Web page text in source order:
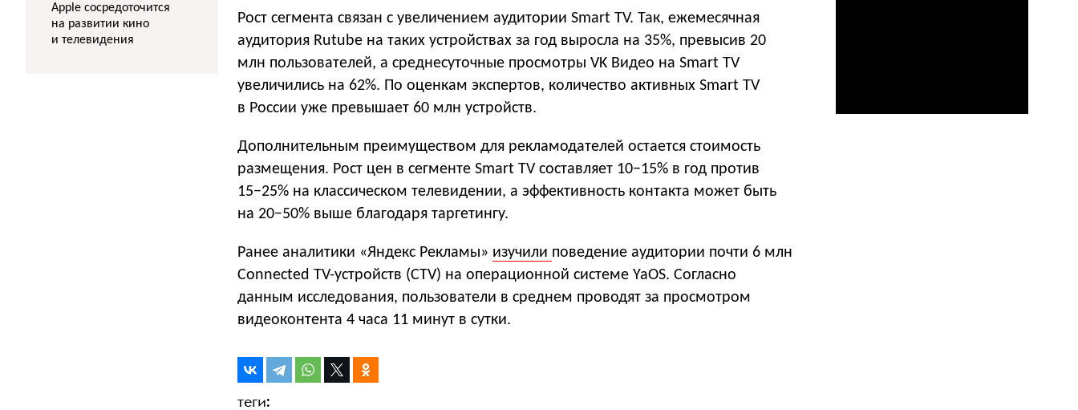
Рост сегмента связан с увеличением аудитории Smart TV. Так, ежемесячная
аудитория Rutube на таких устройствах за год выросла на 35%, превысив 20
млн пользователей, а среднесуточные просмотры VK Видео на Smart TV
увеличились на 62%. По оценкам экспертов, количество активных Smart TV
в России уже превышает 60 млн устройств.
Дополнительным преимуществом для рекламодателей остается стоимость
размещения. Рост цен в сегменте Smart TV составляет 10−15% в год против
15−25% на классическом телевидении, а эффективность контакта может быть
на 20−50% выше благодаря таргетингу.
Ранее аналитики «Яндекс Рекламы» изучили поведение аудитории почти 6 млн
Connected TV-устройств (CTV) на операционной системе YaOS. Согласно
данным исследования, пользователи в среднем проводят за просмотром
видеоконтента 4 часа 11 минут в сутки.
Apple сосредоточится
на развитии кино
и телевидения